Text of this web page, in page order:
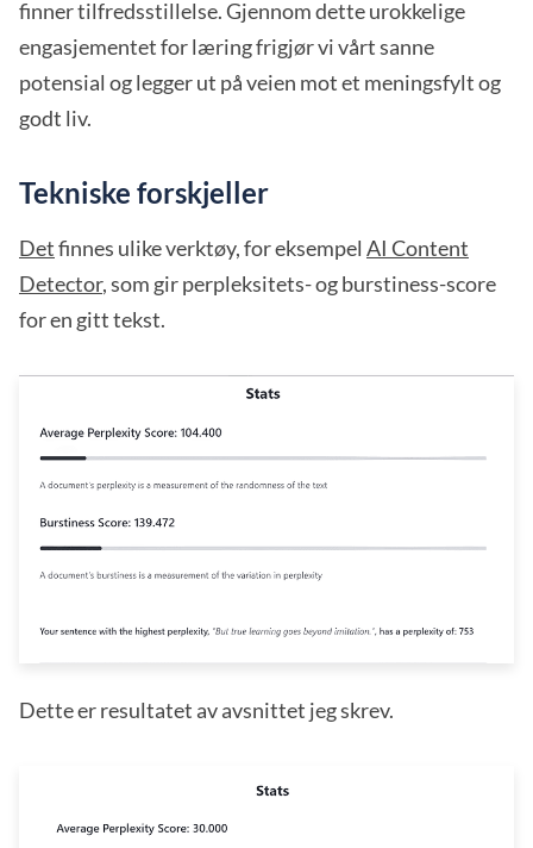
finner tilfredsstillelse. Gjennom dette urokkelige
engasjementet for læring frigjør vi vårt sanne
potensial og legger ut på veien mot et meningsfylt og
godt liv.
Tekniske forskjeller
Detfinnes ulike verktøy, for eksempel AI Content
Detector, som gir perpleksitets- og burstiness-score
for en gitt tekst.
Dette er resultatet av avsnittet jeg skrev.